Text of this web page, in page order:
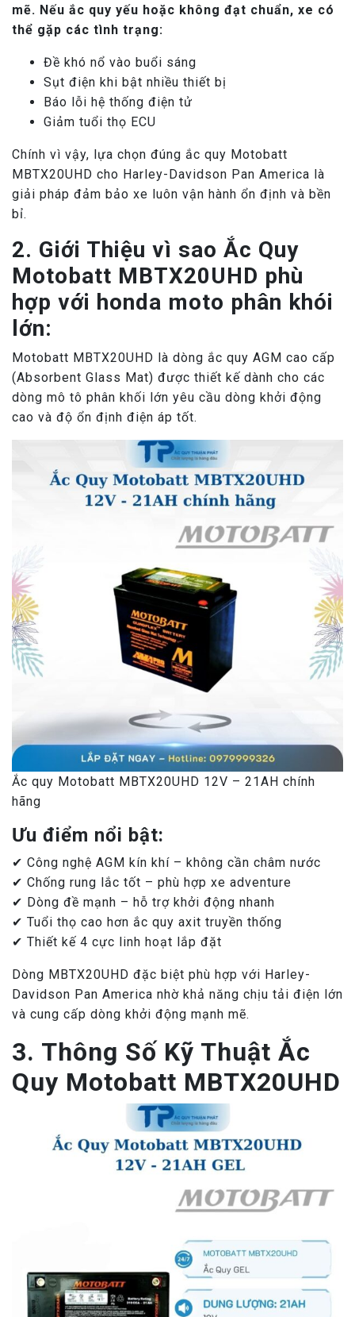
mẽ. Nếu ắc quy yếu hoặc không đạt chuẩn, xe có
thể gặp các tình trạng:
Đề khó nổ vào buổi sáng
Sụt điện khi bật nhiều thiết bị
Báo lỗi hệ thống điện tử
Giảm tuổi thọ ECU
Chính vì vậy, lựa chọn đúng ắc quy Motobatt
MBTX20UHD cho Harley-Davidson Pan America là
giải pháp đảm bảo xe luôn vận hành ổn định và bền
bỉ.
2. Giới Thiệu vì sao Ắc Quy
Motobatt MBTX20UHD phù
hợp với honda moto phân khói
lớn:
Motobatt MBTX20UHD là dòng ắc quy AGM cao cấp
(Absorbent Glass Mat) được thiết kế dành cho các
dòng mô tô phân khối lớn yêu cầu dòng khởi động
cao và độ ổn định điện áp tốt.
Ắc quy Motobatt MBTX20UHD 12V – 21AH chính
hãng
Ưu điểm nổi bật:
✔ Công nghệ AGM kín khí – không cần châm nước
✔ Chống rung lắc tốt – phù hợp xe adventure
✔ Dòng đề mạnh – hỗ trợ khởi động nhanh
✔ Tuổi thọ cao hơn ắc quy axit truyền thống
✔ Thiết kế 4 cực linh hoạt lắp đặt
Dòng MBTX20UHD đặc biệt phù hợp với Harley-
Davidson Pan America nhờ khả năng chịu tải điện lớn
và cung cấp dòng khởi động mạnh mẽ.
3. Thông Số Kỹ Thuật Ắc
Quy Motobatt MBTX20UHD